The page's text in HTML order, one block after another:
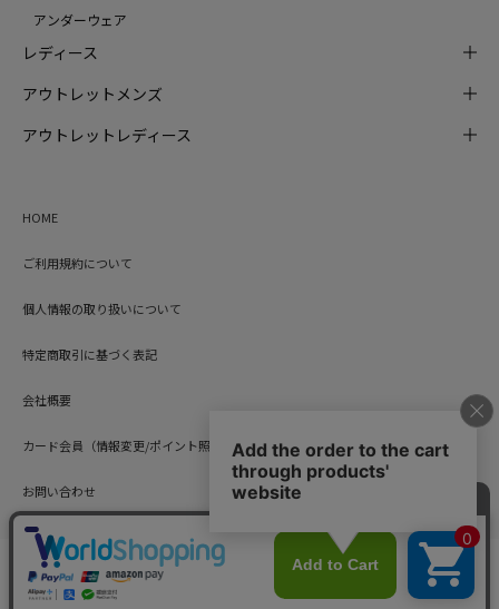
アンダーウェア
レディース
アウトレットメンズ
アウトレットレディース
HOME
ご利用規約について
個人情報の取り扱いについて
特定商取引に基づく表記
会社概要
カード会員（情報変更/ポイント照会）
お問い合わせ